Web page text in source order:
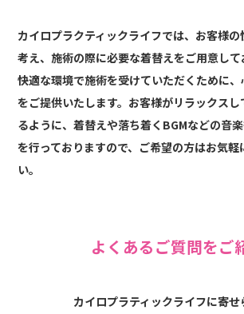
カイロプラクティックライフでは、お客様
考え、施術の際に必要な着替えをご用意し
快適な環境で施術を受けていただくために
をご提供いたします。お客様がリラックス
るように、着替えや落ち着くBGMなどの音
を行っておりますので、ご希望の方はお気軽
い。
よくあるご質問をご
カイロプラティックライフに寄せ